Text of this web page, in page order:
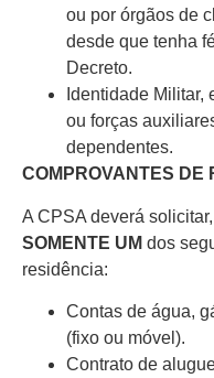
ou por órgãos de
desde que tenha
Decreto.
Identidade Militar,
ou forças
dependentes.
COMPROVANTES DE
A CPSA deverá
SOMENTE UM dos
residência:
Contas de água,
(fixo ou móvel).
Contrato de